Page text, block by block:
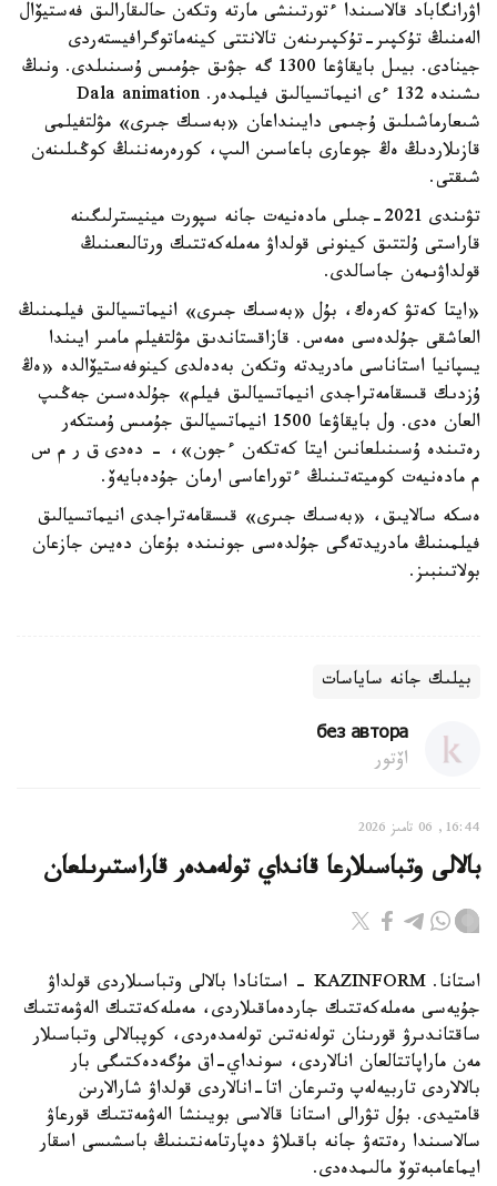
اۋرانگاباد قالاسىندا ءتورتىنشى مارتە وتكەن حالىقارالىق فەستيۆال
الەمنىڭ تۇكپىر-تۇكپىرىنەن تالانتتى كينەماتوگرافيستەردى
جينادى. بيىل بايقاۋعا 1300 گە جۋىق جۇمىس ۇسىنىلدى. ونىڭ
ىشىندە 132 ءى انيماتسيالىق فيلمدەر. Dala animation
شىعارماشىلىق ۇجىمى دايىنداعان «بەسىك جىرى» مۋلتفيلمى
قازىلاردىڭ ەڭ جوعارى باعاسىن الىپ، كورەرمەننىڭ كوڭىلىنەن
شىقتى.
تۋىندى 2021-جىلى مادەنيەت جانە سپورت مينيسترلىگىنە
قاراستى ۇلتتىق كينونى قولداۋ مەملەكەتتىك ورتالىعىنىڭ
قولداۋىمەن جاسالدى.
«ايتا كەتۋ كەرەك، بۇل «بەسىك جىرى» انيماتسيالىق فيلمىنىڭ
العاشقى جۇلدەسى ەمەس. قازاقستاندىق مۋلتفيلم مامىر ايىندا
يسپانيا استاناسى مادريدتە وتكەن بەدەلدى كينوفەستيۆالدە «ەڭ
ۇزدىك قىسقامەتراجدى انيماتسيالىق فيلم» جۇلدەسىن جەڭىپ
العان ەدى. ول بايقاۋعا 1500 انيماتسيالىق جۇمىس ۇمىتكەر
رەتىندە ۇسىنىلعانىن ايتا كەتكەن ءجون»، - دەدى ق ر م س
م مادەنيەت كوميتەتىنىڭ ءتوراعاسى ارمان جۇدەبايەۆ.
ەسكە سالايىق، «بەسىك جىرى» قىسقامەتراجدى انيماتسيالىق
فيلمىنىڭ مادريدتەگى جۇلدەسى جونىندە بۇعان دەيىن جازعان
بولاتىنبىز.
بيلىك جانە ساياسات
без автора
اۆتور
16:44, 06 تامىز 2026
بالالى وتباسىلارعا قانداي تولەمدەر قاراستىرىلعان
استانا. KAZINFORM - استانادا بالالى وتباسىلاردى قولداۋ
جۇيەسى مەملەكەتتىك جاردەماقىلاردى، مەملەكەتتىك الەۋمەتتىك
ساقتاندىرۋ قورىنان تولەنەتىن تولەمدەردى، كوپبالالى وتباسىلار
مەن ماراپاتتالعان انالاردى، سونداي-اق مۇگەدەكتىگى بار
بالالاردى تاربيەلەپ وتىرعان اتا-انالاردى قولداۋ شارالارىن
قامتيدى. بۇل تۋرالى استانا قالاسى بويىنشا الەۋمەتتىك قورعاۋ
سالاسىندا رەتتەۋ جانە باقىلاۋ دەپارتامەنتىنىڭ باسشىسى اسقار
ايماعامبەتوۆ مالىمدەدى.